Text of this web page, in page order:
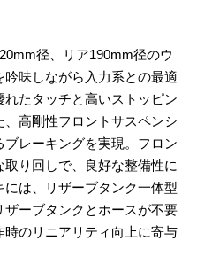
径、リア190mm径のウ
味しながら入力系との最適
たタッチと高いストッピン
高剛性フロントサスペンシ
レーキングを実現。フロン
取り回しで、良好な整備性に
は、リザーブタンク一体型
ーブタンクとホースが不要
のリニアリティ向上に寄与